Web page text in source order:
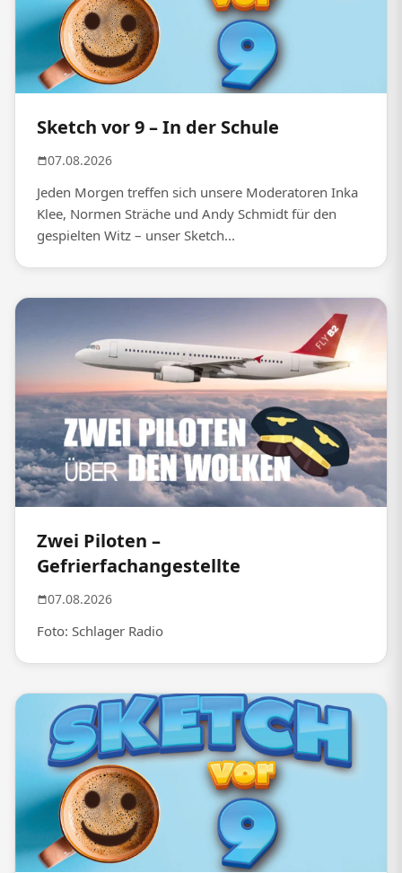
Sketch vor 9 – In der Schule
07.08.2026
Jeden Morgen treffen sich unsere Moderatoren Inka
Klee, Normen Sträche und Andy Schmidt für den
gespielten Witz – unser Sketch...
Zwei Piloten –
Gefrierfachangestellte
07.08.2026
Foto: Schlager Radio